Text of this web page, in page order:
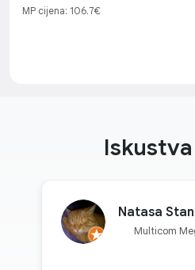
MP cijena: 106.7€
Natasa
Multicom